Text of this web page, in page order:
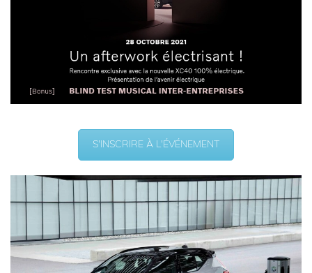
S'INSCRIRE À L'ÉVÉNEMENT